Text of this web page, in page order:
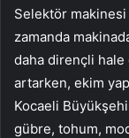
Selektör makinesi
zamanda
daha dirençli hale
artarken, ekim
Kocaeli
gübre, tohum,